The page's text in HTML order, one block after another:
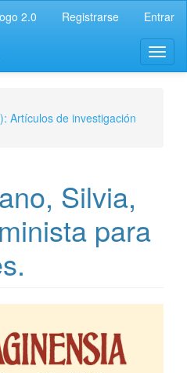
2.0 Registrarse Entrar
Artículos de investigación
Silvia,
para